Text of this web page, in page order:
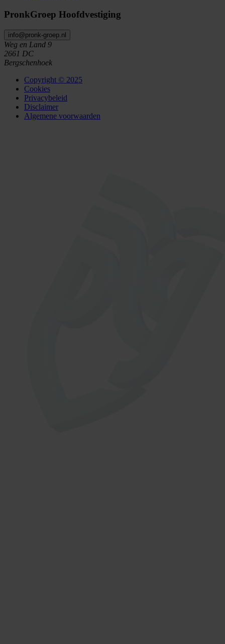
PronkGroep Hoofdvestiging
info@pronk-groep.nl
Weg en Land 9
2661 DC
Bergschenhoek
Copyright © 2025
Cookies
Privacybeleid
Disclaimer
Algemene voorwaarden